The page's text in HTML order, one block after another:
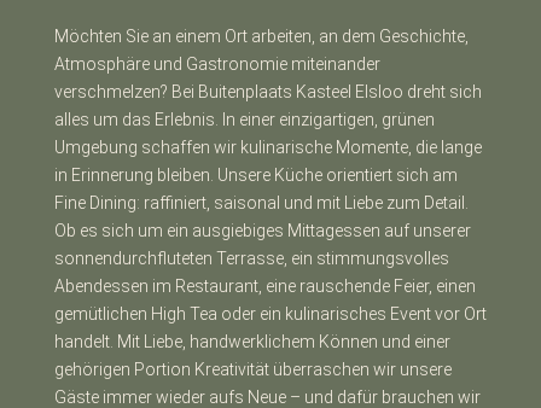
Möchten Sie an einem Ort arbeiten, an dem Geschichte,
Atmosphäre und Gastronomie miteinander
verschmelzen? Bei Buitenplaats Kasteel Elsloo dreht sich
alles um das Erlebnis. In einer einzigartigen, grünen
Umgebung schaffen wir kulinarische Momente, die lange
in Erinnerung bleiben. Unsere Küche orientiert sich am
Fine Dining: raffiniert, saisonal und mit Liebe zum Detail.
Ob es sich um ein ausgiebiges Mittagessen auf unserer
sonnendurchfluteten Terrasse, ein stimmungsvolles
Abendessen im Restaurant, eine rauschende Feier, einen
gemütlichen High Tea oder ein kulinarisches Event vor Ort
handelt. Mit Liebe, handwerklichem Können und einer
gehörigen Portion Kreativität überraschen wir unsere
Gäste immer wieder aufs Neue – und dafür brauchen wir